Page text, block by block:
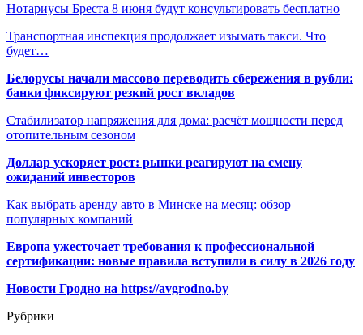
Нотариусы Бреста 8 июня будут консультировать бесплатно
Транспортная инспекция продолжает изымать такси. Что
будет…
Белорусы начали массово переводить сбережения в рубли:
банки фиксируют резкий рост вкладов
Стабилизатор напряжения для дома: расчёт мощности перед
отопительным сезоном
Доллар ускоряет рост: рынки реагируют на смену
ожиданий инвесторов
Как выбрать аренду авто в Минске на месяц: обзор
популярных компаний
Европа ужесточает требования к профессиональной
сертификации: новые правила вступили в силу в 2026 году
Новости Гродно на https://avgrodno.by
Рубрики